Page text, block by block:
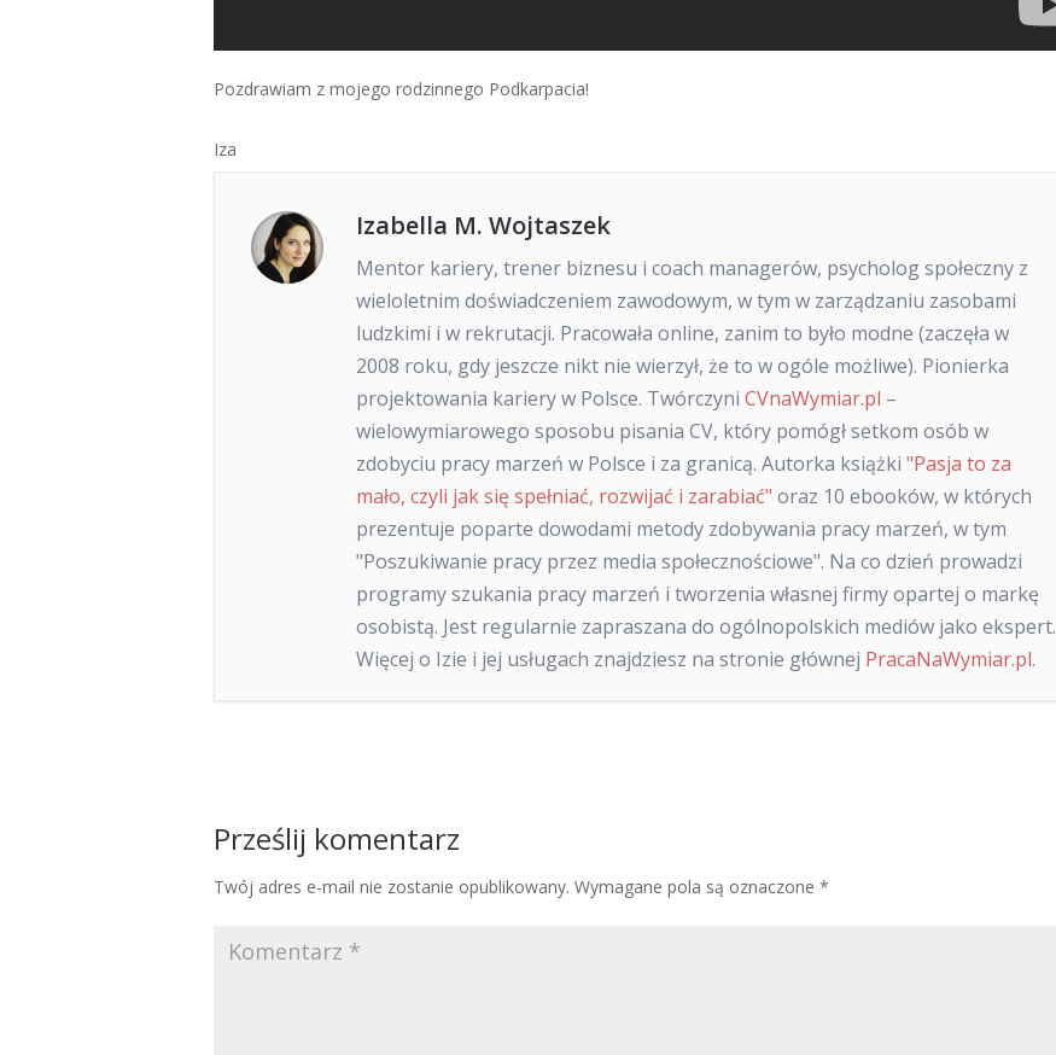
Pozdrawiam z mojego rodzinnego Podkarpacia!
Iza
Izabella M. Wojtaszek
Mentor kariery, trener biznesu i coach managerów, psycholog społeczny z
wieloletnim doświadczeniem zawodowym, w tym w zarządzaniu zasobami
ludzkimi i w rekrutacji. Pracowała online, zanim to było modne (zaczęła w
2008 roku, gdy jeszcze nikt nie wierzył, że to w ogóle możliwe). Pionierka
projektowania kariery w Polsce. Twórczyni CVnaWymiar.pl –
wielowymiarowego sposobu pisania CV, który pomógł setkom osób w
zdobyciu pracy marzeń w Polsce i za granicą. Autorka książki "Pasja to za
mało, czyli jak się spełniać, rozwijać i zarabiać" oraz 10 ebooków, w których
prezentuje poparte dowodami metody zdobywania pracy marzeń, w tym
"Poszukiwanie pracy przez media społecznościowe". Na co dzień prowadzi
programy szukania pracy marzeń i tworzenia własnej firmy opartej o markę
osobistą. Jest regularnie zapraszana do ogólnopolskich mediów jako ekspert.
Więcej o Izie i jej usługach znajdziesz na stronie głównej PracaNaWymiar.pl.
Prześlij komentarz
Twój adres e-mail nie zostanie opublikowany. Wymagane pola są oznaczone *